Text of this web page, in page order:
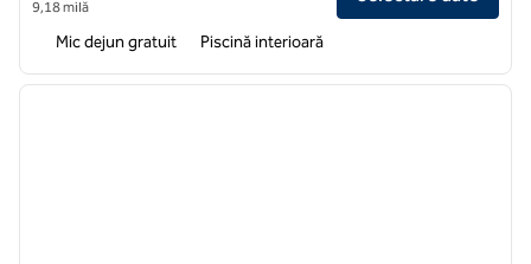
9,18 milă
Mic dejun gratuit Piscină interioară
1 din 12